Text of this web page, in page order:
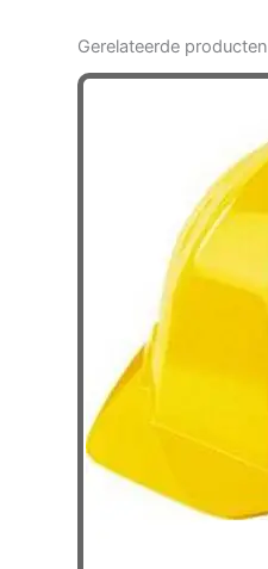
Gerelateerde producten